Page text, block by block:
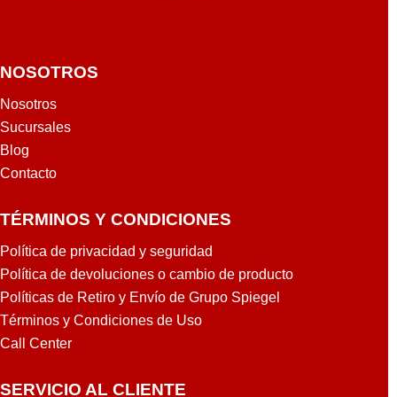
NOSOTROS
Nosotros
Sucursales
Blog
Contacto
TÉRMINOS Y CONDICIONES
Política de privacidad y seguridad
Política de devoluciones o cambio de producto
Políticas de Retiro y Envío de Grupo Spiegel
Términos y Condiciones de Uso
Call Center
SERVICIO AL CLIENTE